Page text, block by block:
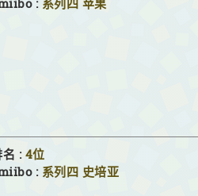
: 系列四 苹果
名 :4位
: 系列四 史培亚